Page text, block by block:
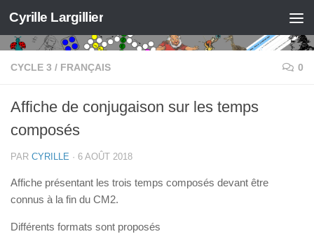
Skip to content
Cyrille Largillier
CYCLE 3 / FRANÇAIS 0
Affiche de conjugaison sur les temps
composés
PAR CYRILLE · 6 AOÛT 2018
Affiche présentant les trois temps composés devant être
connus à la fin du CM2.
Différents formats sont proposés